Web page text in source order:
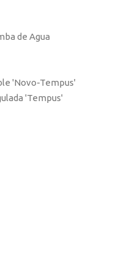
de Agua
'Novo-Tempus'
'Tempus'